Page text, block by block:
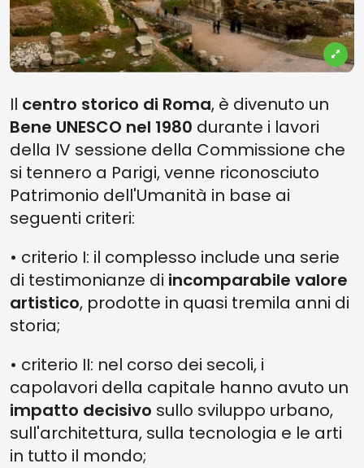
Il centro storico di Roma, è divenuto un
Bene UNESCO nel 1980 durante i lavori
della IV sessione della Commissione che
si tennero a Parigi, venne riconosciuto
Patrimonio dell'Umanità in base ai
seguenti criteri:
• criterio I: il complesso include una serie
di testimonianze di incomparabile valore
artistico, prodotte in quasi tremila anni di
storia;
• criterio II: nel corso dei secoli, i
capolavori della capitale hanno avuto un
impatto decisivo sullo sviluppo urbano,
sull'architettura, sulla tecnologia e le arti
in tutto il mondo;